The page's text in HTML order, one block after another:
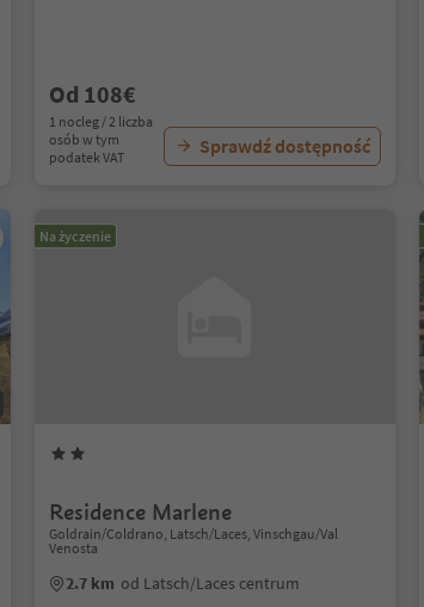
Od 108€
1 nocleg / 2 liczba
osób w tym
podatek VAT
Sprawdź dostępność
Na życzenie
Residence Marlene
Goldrain/Coldrano, Latsch/Laces, Vinschgau/Val
Venosta
2.7 km od Latsch/Laces centrum